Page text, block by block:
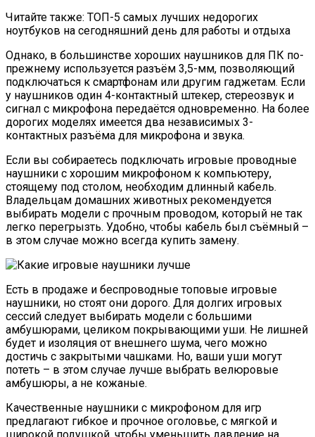
Читайте также: ТОП-5 самых лучших недорогих
ноутбуков на сегодняшний день для работы и отдыха
Однако, в большинстве хороших наушников для ПК по-
прежнему используется разъём 3,5-мм, позволяющий
подключаться к смартфонам или другим гаджетам. Если
у наушников один 4-контактный штекер, стереозвук и
сигнал с микрофона передаётся одновременно. На более
дорогих моделях имеется два независимых 3-
контактных разъёма для микрофона и звука.
Если вы собираетесь подключать игровые проводные
наушники с хорошим микрофоном к компьютеру,
стоящему под столом, необходим длинный кабель.
Владельцам домашних животных рекомендуется
выбирать модели с прочным проводом, который не так
легко перегрызть. Удобно, чтобы кабель был съёмный –
в этом случае можно всегда купить замену.
Есть в продаже и беспроводные топовые игровые
наушники, но стоят они дорого. Для долгих игровых
сессий следует выбирать модели с большими
амбушюрами, целиком покрывающими уши. Не лишней
будет и изоляция от внешнего шума, чего можно
достичь с закрытыми чашками. Но, ваши уши могут
потеть – в этом случае лучше выбрать велюровые
амбушюры, а не кожаные.
Качественные наушники с микрофоном для игр
предлагают гибкое и прочное оголовье, с мягкой и